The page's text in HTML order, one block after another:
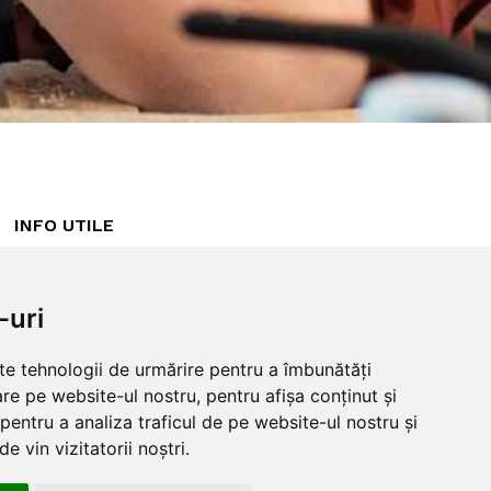
uri
tehnologii de urmărire pentru a îmbunătăți
pe website-ul nostru, pentru afișa conținut și
a analiza traficul de pe website-ul nostru și
vin vizitatorii noștri.
INFO UTILE
Blog
Returnare produse
Guestbook
Livrare
Termeni si conditii